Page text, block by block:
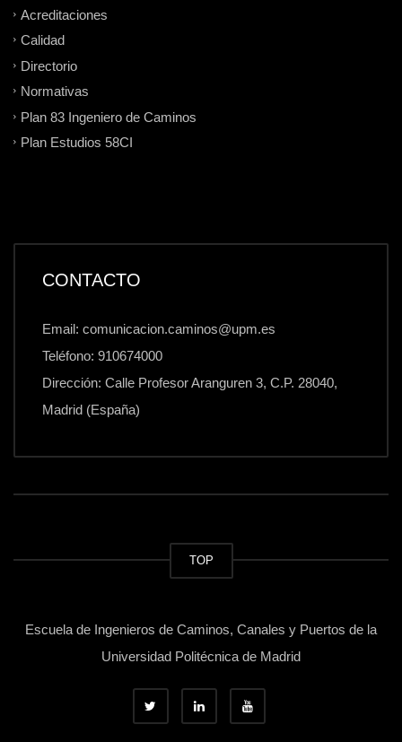
Acreditaciones
Calidad
Directorio
Normativas
Plan 83 Ingeniero de Caminos
Plan Estudios 58CI
CONTACTO
Email: comunicacion.caminos@upm.es
Teléfono: 910674000
Dirección: Calle Profesor Aranguren 3, C.P. 28040,
Madrid (España)
TOP
Escuela de Ingenieros de Caminos, Canales y Puertos de la
Universidad Politécnica de Madrid